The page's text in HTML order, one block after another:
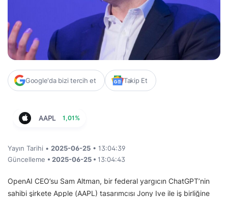
Google'da bizi tercih et Takip Et
AAPL 1,01%
Yayın Tarihi • 2025-06-25 • 13:04:39
Güncelleme • 2025-06-25 • 13:04:43
OpenAI CEO’su Sam Altman, bir federal yargıcın ChatGPT’nin
sahibi şirkete Apple (AAPL) tasarımcısı Jony Ive ile iş birliğine